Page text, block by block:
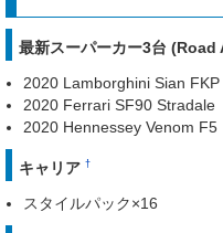
最新スーパーカー3台
2020 Lamborghini Sian FKP
2020 Ferrari SF90 Stradale
2020 Hennessey Venom F5
キャリア †
スタイルパック×16